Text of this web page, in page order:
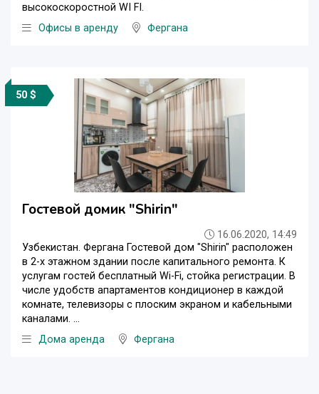
высокоскоростной WI FI.
Офисы в аренду
Фергана
50 $
Гостевой домик "Shirin"
16.06.2020, 14:49
Узбекистан. Фергана Гостевой дом "Shirin" расположен
в 2-х этажном здании после капитального ремонта. К
услугам гостей бесплатный Wi-Fi, стойка регистрации. В
числе удобств апартаментов кондиционер в каждой
комнате, телевизоры с плоским экраном и кабельными
каналами. ...
Дома аренда
Фергана